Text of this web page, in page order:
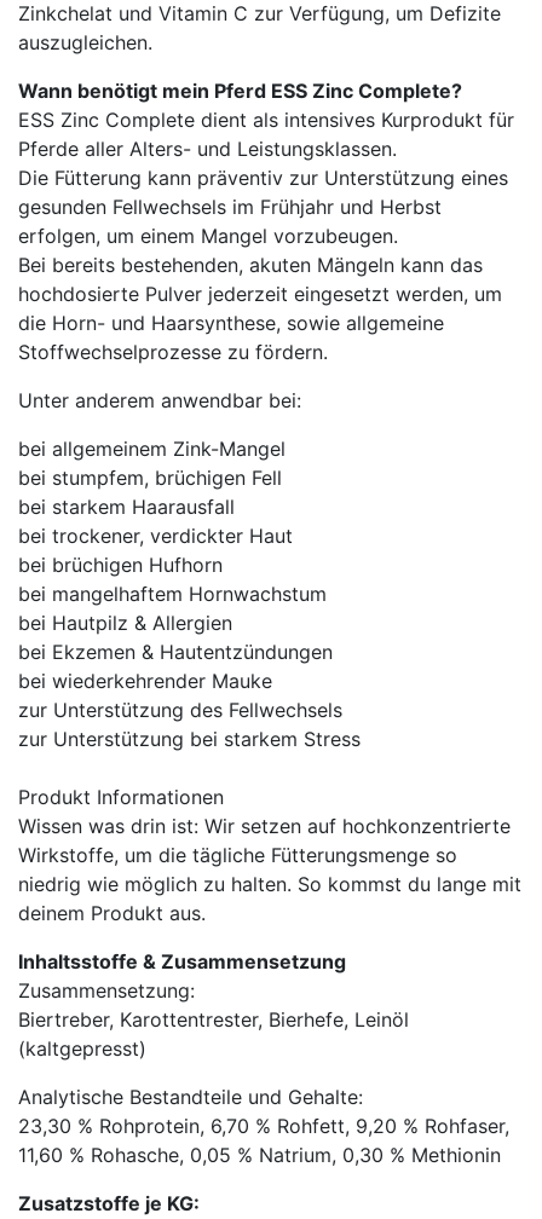
Zinkchelat und Vitamin C zur Verfügung, um Defizite
auszugleichen.
Wann benötigt mein Pferd ESS Zinc Complete?
ESS Zinc Complete dient als intensives Kurprodukt für
Pferde aller Alters- und Leistungsklassen.
Die Fütterung kann präventiv zur Unterstützung eines
gesunden Fellwechsels im Frühjahr und Herbst
erfolgen, um einem Mangel vorzubeugen.
Bei bereits bestehenden, akuten Mängeln kann das
hochdosierte Pulver jederzeit eingesetzt werden, um
die Horn- und Haarsynthese, sowie allgemeine
Stoffwechselprozesse zu fördern.
Unter anderem anwendbar bei:
bei allgemeinem Zink-Mangel
bei stumpfem, brüchigen Fell
bei starkem Haarausfall
bei trockener, verdickter Haut
bei brüchigen Hufhorn
bei mangelhaftem Hornwachstum
bei Hautpilz & Allergien
bei Ekzemen & Hautentzündungen
bei wiederkehrender Mauke
zur Unterstützung des Fellwechsels
zur Unterstützung bei starkem Stress
Produkt Informationen
Wissen was drin ist: Wir setzen auf hochkonzentrierte
Wirkstoffe, um die tägliche Fütterungsmenge so
niedrig wie möglich zu halten. So kommst du lange mit
deinem Produkt aus.
Inhaltsstoffe & Zusammensetzung
Zusammensetzung:
Biertreber, Karottentrester, Bierhefe, Leinöl
(kaltgepresst)
Analytische Bestandteile und Gehalte:
23,30 % Rohprotein, 6,70 % Rohfett, 9,20 % Rohfaser,
11,60 % Rohasche, 0,05 % Natrium, 0,30 % Methionin
Zusatzstoffe je KG: